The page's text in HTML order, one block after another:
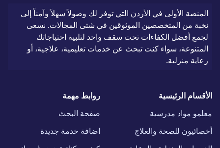
المنصة الأولى في الأردن التي توفر لك وصولاً سهلاً وآمناً إلى
نخبة من المتخصصين الموثوقين في شتى المجالات. نسعى
لجمع أفضل الكفاءات تحت سقف واحد لتلبية احتياجاتك
المتنوعة، سواء كنت تبحث عن خدمات تعليمية، علاجية، أو
رعاية منزلية.
الأقسام الرئيسية
معلمو مواد مدرسية
أخصائيون للصحة والعلاج
روابط مهمة
صفحة البحث
اضافة خدمة جديدة